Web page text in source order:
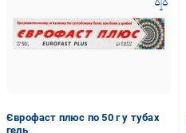
Єврофаст плюс по 50 г у тубах
гель